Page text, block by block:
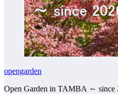
opengarden
Open Garden in TAMBA ～